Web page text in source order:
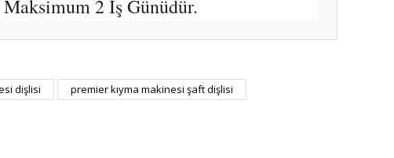
2 İş Günüdür.
dişlisi
premier kıyma makinesi şaft dişlisi